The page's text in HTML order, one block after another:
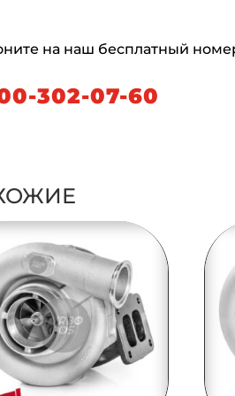
на наш бесплатный
302-07-60